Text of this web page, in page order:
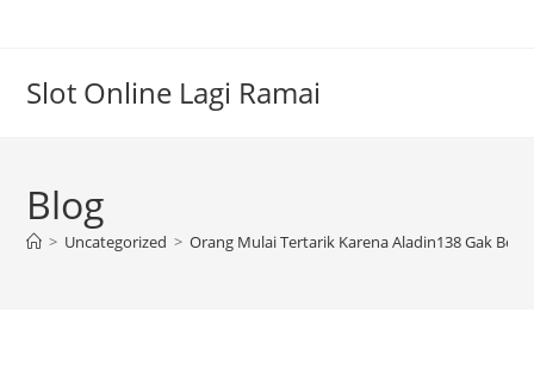
Slot Online Lagi Ramai
Blog
> Uncategorized > Orang Mulai Tertarik Karena Aladin138 Gak